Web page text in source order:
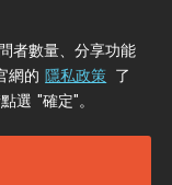
者數量、分享功能
網的 隱私政策 了
選 "確定"。